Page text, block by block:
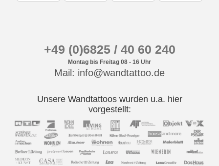
+49 (0)6825 / 40 60 240
Montag bis Freitag 08 - 16 Uhr
Mail: info@wandtattoo.de
Unsere Wandtattoos wurden u.a. hier
vorgestellt: